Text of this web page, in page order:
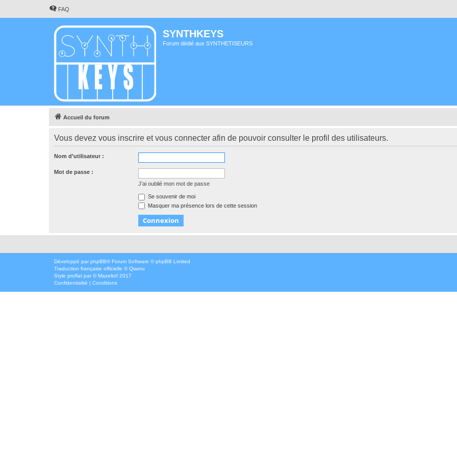
FAQ
SYNTHKEYS
Forum dédié aux SYNTHETISEURS
Accueil du forum
Vous devez vous inscrire et vous connecter afin de pouvoir consulter le profil des utilisateurs.
Nom d’utilisateur :
Mot de passe :
J’ai oublié mon mot de passe
Se souvenir de moi
Masquer ma présence lors de cette session
Développé par phpBB® Forum Software © phpBB Limited
Traduction française officielle ©Qiaeru
Style proflat par ©Mazeltof 2017
Confidentialité | Conditions